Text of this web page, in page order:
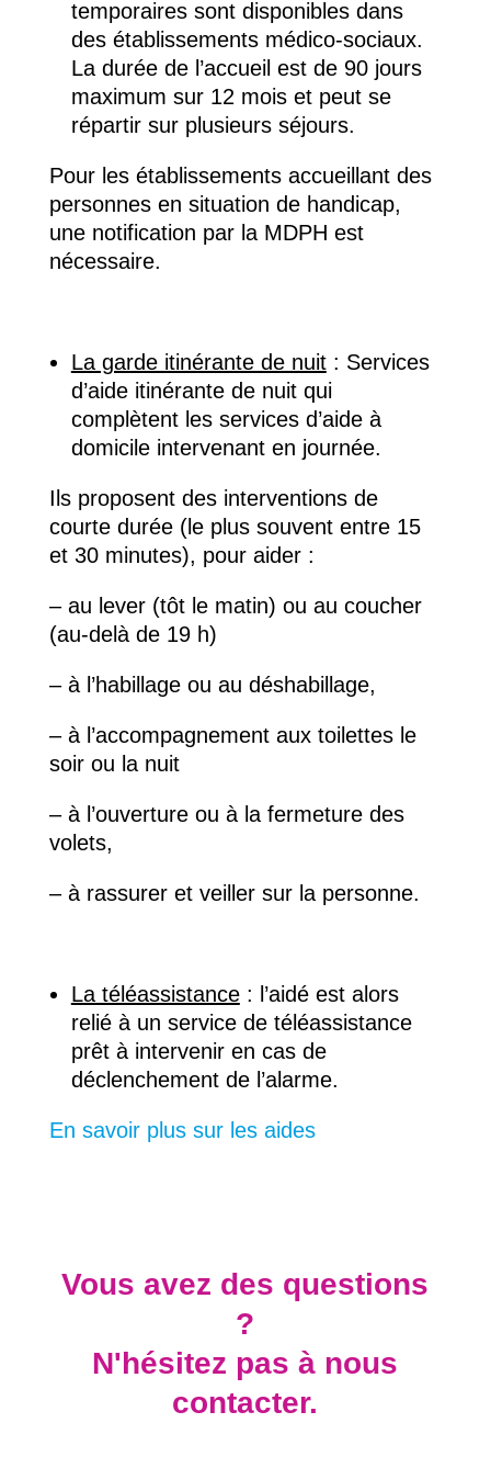
temporaires sont disponibles dans
des établissements médico-sociaux.
La durée de l’accueil est de 90 jours
maximum sur 12 mois et peut se
répartir sur plusieurs séjours.
Pour les établissements accueillant des
personnes en situation de handicap,
une notification par la MDPH est
nécessaire.
La garde itinérante de nuit: Services
d’aide itinérante de nuit qui
complètent les services d’aide à
domicile intervenant en journée.
Ils proposent des interventions de
courte durée (le plus souvent entre 15
et 30 minutes), pour aider :
– au lever (tôt le matin) ou au coucher
(au-delà de 19 h)
– à l’habillage ou au déshabillage,
– à l’accompagnement aux toilettes le
soir ou la nuit
– à l’ouverture ou à la fermeture des
volets,
– à rassurer et veiller sur la personne.
La téléassistance: l’aidé est alors
relié à un service de téléassistance
prêt à intervenir en cas de
déclenchement de l’alarme.
En savoir plus sur les aides
Vous avez des questions
?
N'hésitez pas à nous
contacter.